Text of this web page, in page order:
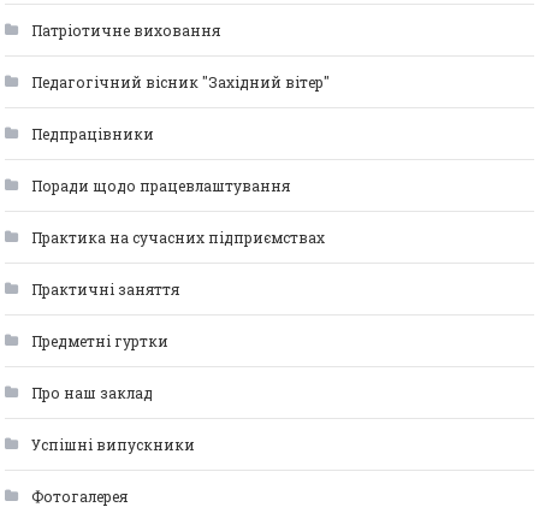
Патріотичне виховання
Педагогічний вісник "Західний вітер"
Педпрацівники
Поради щодо працевлаштування
Практика на сучасних підприємствах
Практичні заняття
Предметні гуртки
Про наш заклад
Успішні випускники
Фотогалерея